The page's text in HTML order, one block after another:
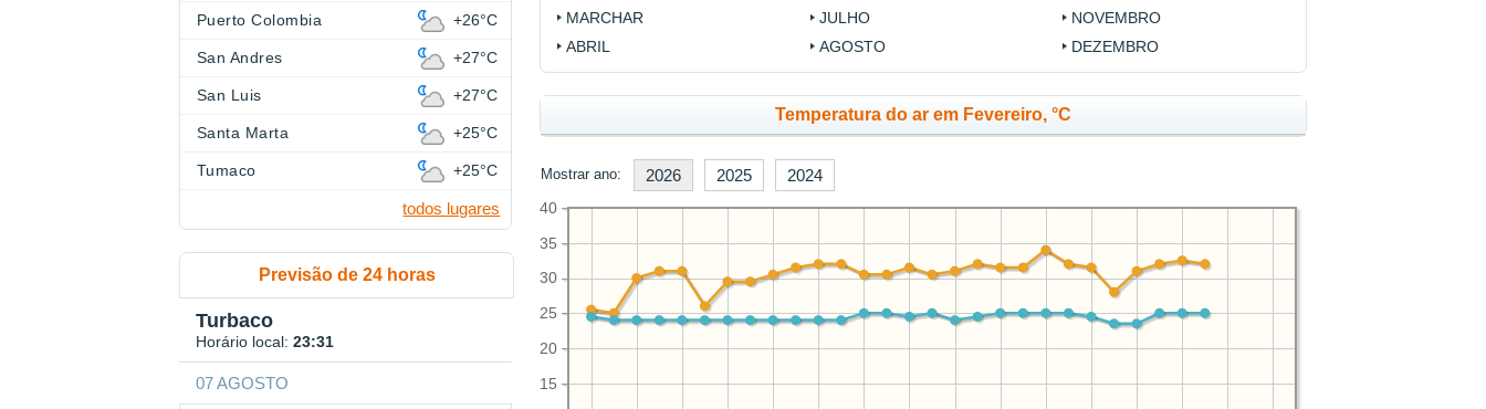
MARCHAR
ABRIL
JULHO
AGOSTO
NOVEMBRO
DEZEMBRO
Temperatura do ar em Fevereiro, °C
Mostrar ano: 2026 2025 2024
15
20
25
30
35
40
Puerto Colombia +26°C
San Andres +27°C
San Luis +27°C
Santa Marta +25°C
Tumaco +25°C
todos lugares
Previsão de 24 horas
Turbaco
Horário local: 23:31
07 AGOSTO